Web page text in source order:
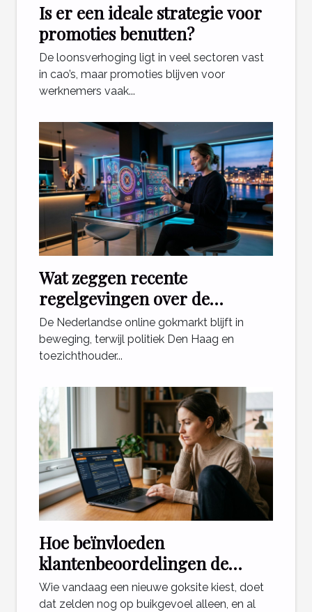
Is er een ideale strategie voor
promoties benutten?
De loonsverhoging ligt in veel sectoren vast
in cao’s, maar promoties blijven voor
werknemers vaak...
Wat zeggen recente
regelgevingen over de
toekomst van online casino's in
Nederland?
De Nederlandse online gokmarkt blijft in
beweging, terwijl politiek Den Haag en
toezichthouder...
Hoe beïnvloeden
klantenbeoordelingen de
keuze voor een goksite?
Wie vandaag een nieuwe goksite kiest, doet
dat zelden nog op buikgevoel alleen, en al